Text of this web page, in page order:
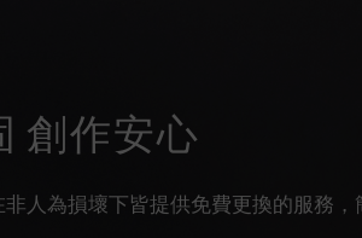
創作安心
人為損壞下皆提供免費更換的服務，